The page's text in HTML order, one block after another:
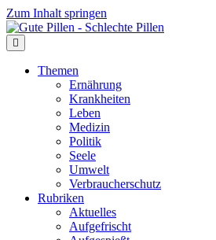
Zum Inhalt springen
Themen
Ernährung
Krankheiten
Leben
Medizin
Politik
Seele
Umwelt
Verbraucherschutz
Rubriken
Aktuelles
Aufgefrischt